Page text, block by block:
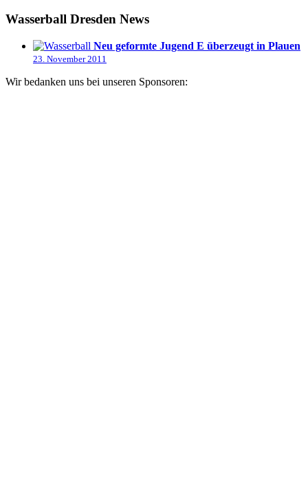
Wasserball Dresden News
Neu geformte Jugend E überzeugt in Plauen
23. November 2011
Wir bedanken uns bei unseren Sponsoren: